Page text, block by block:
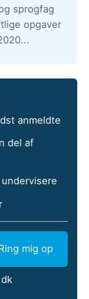
sprogfag
opgaver
anmeldte
del af
mig op